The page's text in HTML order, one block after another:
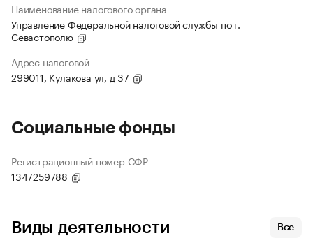
Наименование налогового органа
Управление Федеральной налоговой службы по г.
Севастополю
Адрес налоговой
299011, Кулакова ул, д 37
Социальные фонды
Регистрационный номер СФР
1347259788
Виды деятельности Все